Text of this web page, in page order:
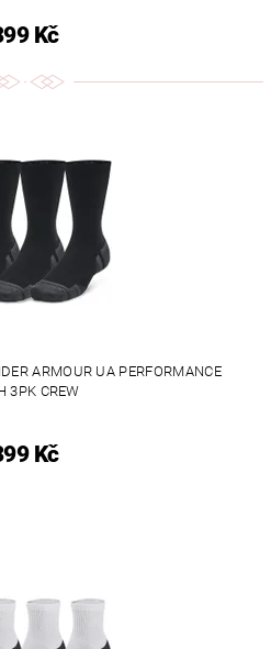
Kč
ARMOUR UA PERFORMANCE
3PK CREW
Kč